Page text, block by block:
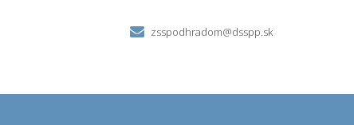
zsspodhradom@dsspp.sk